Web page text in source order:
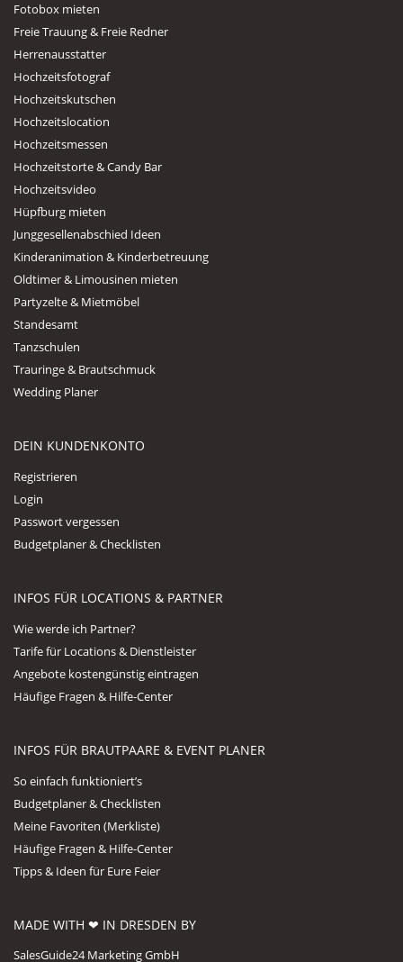
Fotobox mieten
Freie Trauung & Freie Redner
Herrenausstatter
Hochzeitsfotograf
Hochzeitskutschen
Hochzeitslocation
Hochzeitsmessen
Hochzeitstorte & Candy Bar
Hochzeitsvideo
Hüpfburg mieten
Junggesellenabschied Ideen
Kinderanimation & Kinderbetreuung
Oldtimer & Limousinen mieten
Partyzelte & Mietmöbel
Standesamt
Tanzschulen
Trauringe & Brautschmuck
Wedding Planer
DEIN KUNDENKONTO
Registrieren
Login
Passwort vergessen
Budgetplaner & Checklisten
INFOS FÜR LOCATIONS & PARTNER
Wie werde ich Partner?
Tarife für Locations & Dienstleister
Angebote kostengünstig eintragen
Häufige Fragen & Hilfe-Center
INFOS FÜR BRAUTPAARE & EVENT PLANER
So einfach funktioniert’s
Budgetplaner & Checklisten
Meine Favoriten (Merkliste)
Häufige Fragen & Hilfe-Center
Tipps & Ideen für Eure Feier
MADE WITH ❤ IN DRESDEN BY
SalesGuide24 Marketing GmbH